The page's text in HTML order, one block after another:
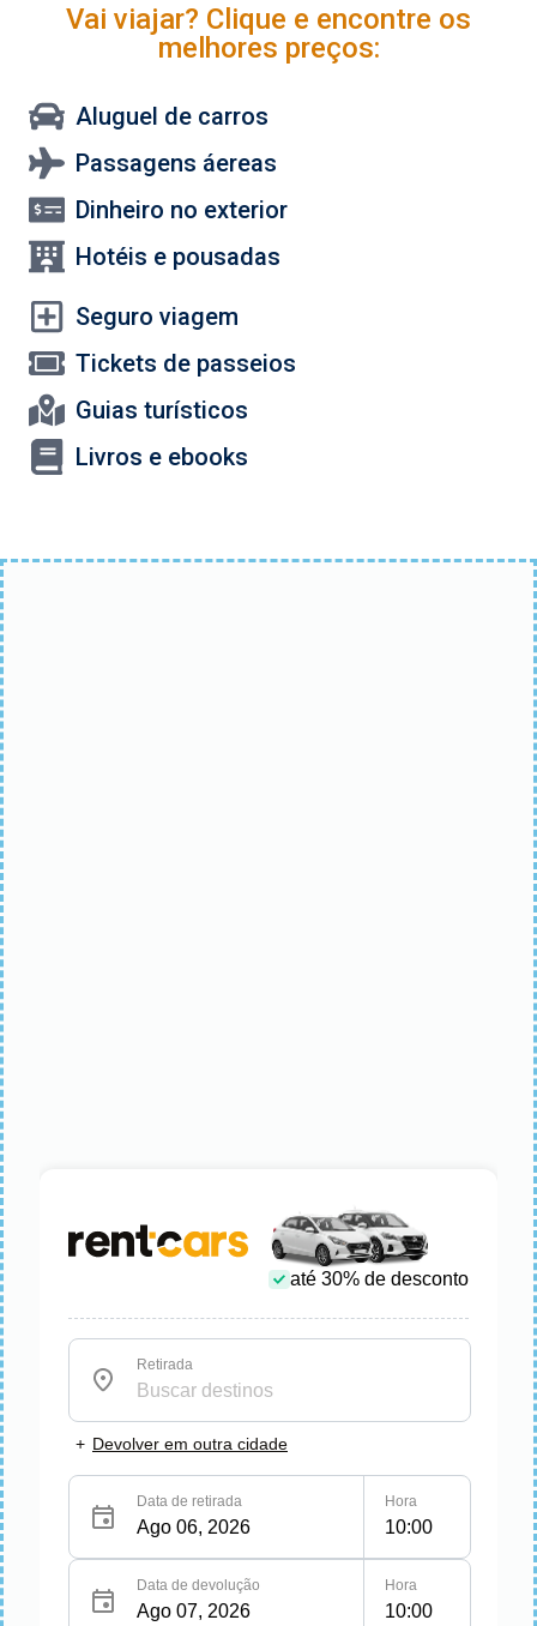
Vai viajar? Clique e encontre os
melhores preços:
Aluguel de carros
Passagens áereas
Dinheiro no exterior
Hotéis e pousadas
Seguro viagem
Tickets de passeios
Guias turísticos
Livros e ebooks